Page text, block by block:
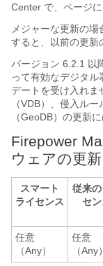
Center で、ページ
メジャーな更新の場
すると、以前の更新
バージョン 6.2.1 以
って有効なデジタ
デートを受け入れま
（VDB）、侵入ル
（GeoDB）の更新
Firepower
ウェアの更新
スマート
ライセンス
従来の
セ
任意
（Any）
任意
（Any）